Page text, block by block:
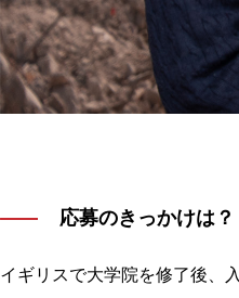
応募のきっかけは？
イギリスで大学院を修了後、